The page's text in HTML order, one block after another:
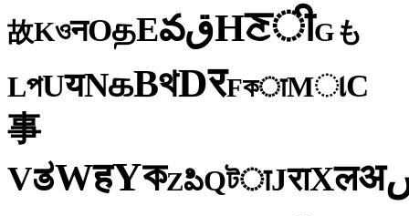
故KওनOதEవقHਣीGも
LপUयNகBথDरFকाMાC
事
VತWहYকZపిQটाJराXलअ